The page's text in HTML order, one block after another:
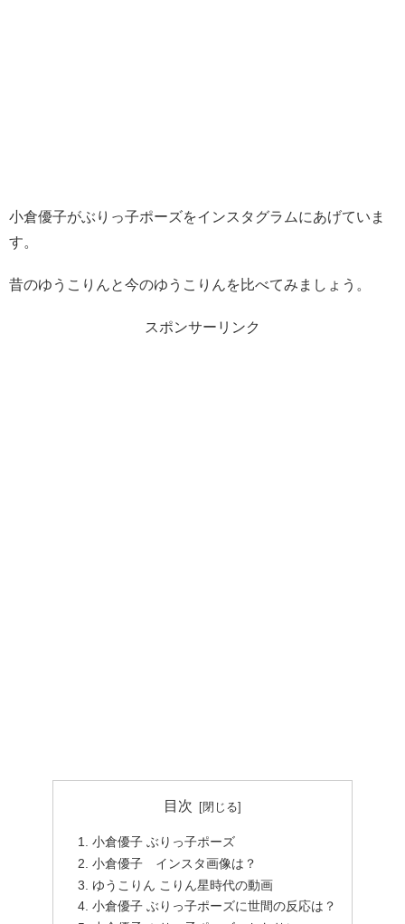
小倉優子がぶりっ子ポーズをインスタグラムにあげていま
す。
昔のゆうこりんと今のゆうこりんを比べてみましょう。
スポンサーリンク
目次
小倉優子 ぶりっ子ポーズ
小倉優子 インスタ画像は？
ゆうこりん こりん星時代の動画
小倉優子 ぶりっ子ポーズに世間の反応は？